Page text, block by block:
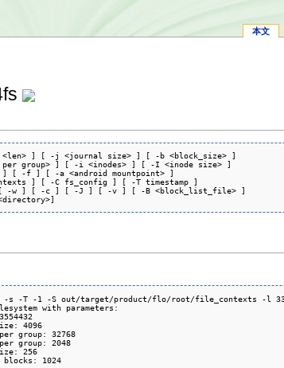
本文
<len> ] [ -j <journal size> ] [ -b <block_size> ]
group> ] [ -i <inodes> ] [ -I <inode size> ]
[ -f ] [ -a <android mountpoint> ]
] [ -C fs_config ] [ -T timestamp ]
-w ] [ -c ] [ -J ] [ -v ] [ -B <block_list_file> ]
-s -T -1 -S out/target/product/flo/root/file_contexts -l
with parameters:
4096
group: 32768
group: 2048
256
blocks: 1024